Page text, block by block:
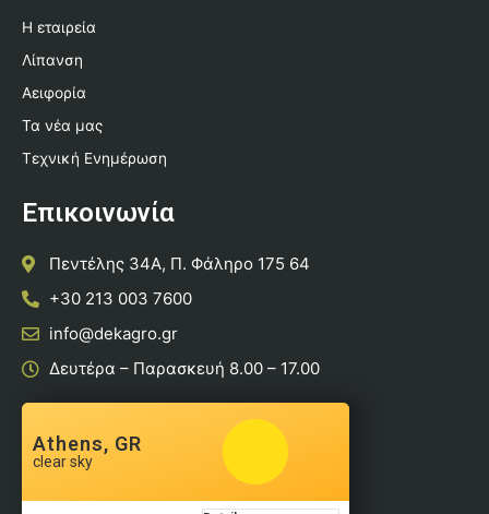
Η εταιρεία
Λίπανση
Αειφορία
Τα νέα μας
Τεχνική Ενημέρωση
Επικοινωνία
Πεντέλης 34Α, Π. Φάληρο 175 64
+30 213 003 7600
info@dekagro.gr
Δευτέρα – Παρασκευή 8.00 – 17.00
Athens, GR
clear sky